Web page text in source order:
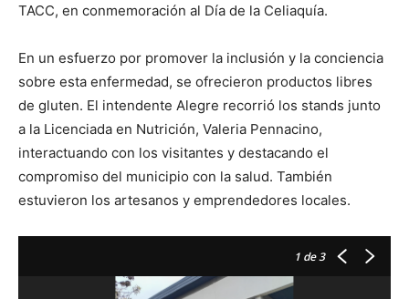
TACC, en conmemoración al Día de la Celiaquía.
En un esfuerzo por promover la inclusión y la conciencia
sobre esta enfermedad, se ofrecieron productos libres
de gluten. El intendente Alegre recorrió los stands junto
a la Licenciada en Nutrición, Valeria Pennacino,
interactuando con los visitantes y destacando el
compromiso del municipio con la salud. También
estuvieron los artesanos y emprendedores locales.
1 de 3